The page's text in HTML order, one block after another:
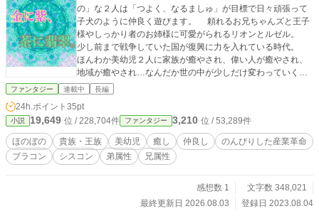
の」な２人は「つよく、なるましゅ」が目標で日々頑張って
子犬のように仲良く遊びます。 頼れるお兄ちゃんズと王子
様やしっかり者のお姉様に可愛がられるリオンとルゼル。
少し前まで戦争していた国が復興に力を入れている時代。
ほんわか美幼児２人に家族が癒やされ、偉い人が癒やされ、
地域が癒やされ…なんだか世の中が少しだけ変わっていく
話。 美幼児が美少年になるあたりまでの成長記録。ショタ
に書いているので波瀾万丈さはない（多分）。 番外編とし
て「リオンの日記」というショートショートも書いてます。
リオンの絵を見てユリアンが兄バカ全開な感じです(笑)
ファンタジー 連載中 長編
24h.ポイント 35pt
小説 19,649 位 / 228,704件 ファンタジー 3,210 位 / 53,289件
ほのぼの 貴族・王族 美幼児 癒し 仲良し
のんびりした産業革命
ブラコン
シスコン 弟属性 兄属性
感想数 1
文字数 348,021
最終更新日 2026.08.03
登録日 2023.08.04